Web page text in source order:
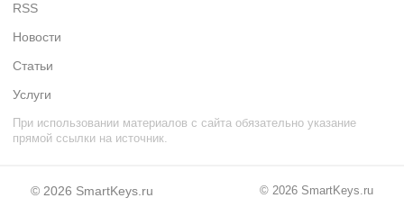
RSS
Новости
Статьи
Услуги
При использовании материалов с сайта обязательно указание
прямой ссылки на источник.
© 2026 SmartKeys.ru © 2026 SmartKeys.ru